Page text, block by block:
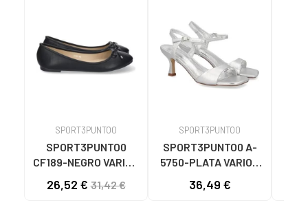
SPORT3PUNTO0
SPORT3PUNTO0
CF189-NEGRO VARIOS
26,52 €31,42 €
SPORT3PUNTO0
SPORT3PUNTO0 A-
5750-PLATA VARIOS
36,49 €